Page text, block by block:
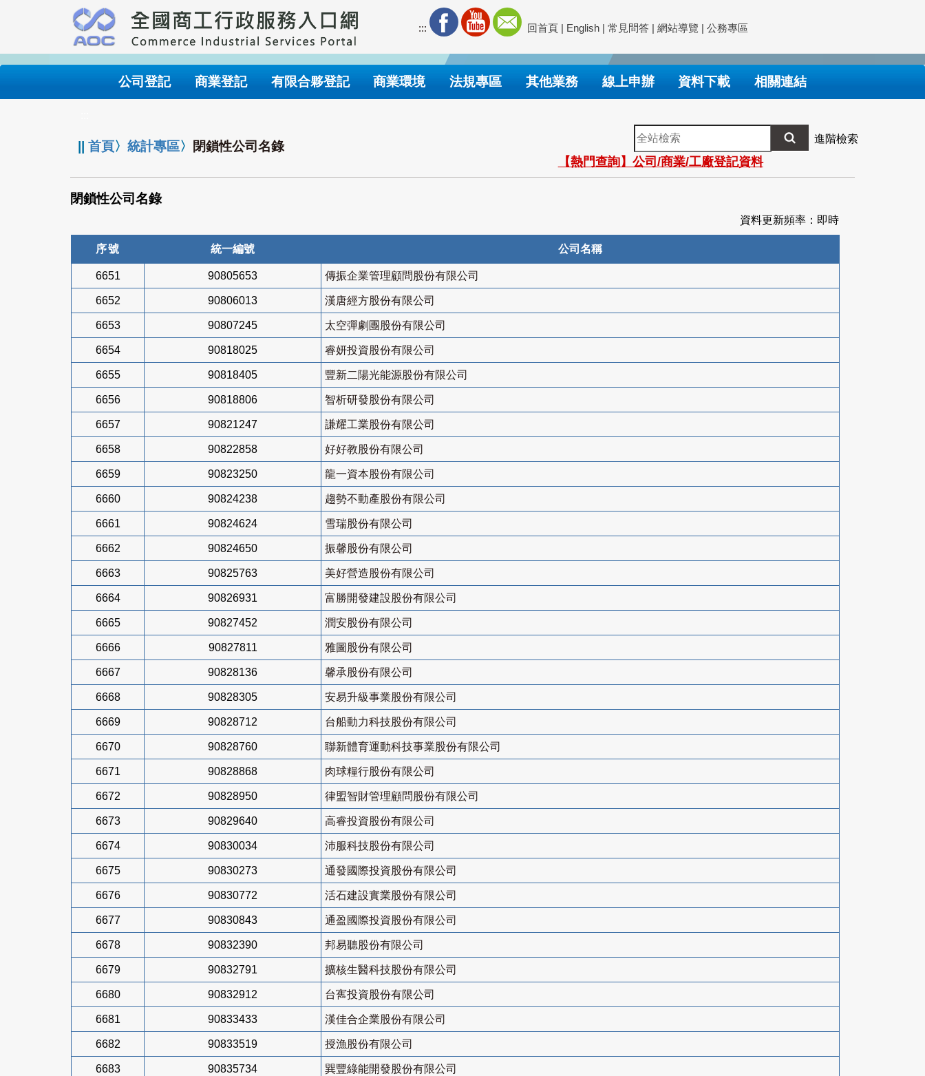
要
內
::: 回首頁 | English | 常見問答 | 網站導覽 | 公務專區
公司登記 商業登記 有限合夥登記 商業環境 法規專區 其他業務 線上申辦 資料下載 相關連結
||首頁〉統計專區〉 閉鎖性公司名錄
全
站
檢
索
進階檢索
【熱門查詢】公司/商業/工廠登記資料
閉鎖性公司名錄
資料更新頻率：即時
序號 統一編號 公司名稱
6651 90805653 傳振企業管理顧問股份有限公司
6652 90806013 漢唐經方股份有限公司
6653 90807245 太空彈劇團股份有限公司
6654 90818025 睿妍投資股份有限公司
6655 90818405 豐新二陽光能源股份有限公司
6656 90818806 智析研發股份有限公司
6657 90821247 謙耀工業股份有限公司
6658 90822858 好好教股份有限公司
6659 90823250 龍一資本股份有限公司
6660 90824238 趨勢不動產股份有限公司
6661 90824624 雪瑞股份有限公司
6662 90824650 振馨股份有限公司
6663 90825763 美好營造股份有限公司
6664 90826931 富勝開發建設股份有限公司
6665 90827452 潤安股份有限公司
6666 90827811 雅圖股份有限公司
6667 90828136 馨承股份有限公司
6668 90828305 安易升級事業股份有限公司
6669 90828712 台船動力科技股份有限公司
6670 90828760 聯新體育運動科技事業股份有限公司
6671 90828868 肉球糧行股份有限公司
6672 90828950 律盟智財管理顧問股份有限公司
6673 90829640 高睿投資股份有限公司
6674 90830034 沛服科技股份有限公司
6675 90830273 通發國際投資股份有限公司
6676 90830772 活石建設實業股份有限公司
6677 90830843 通盈國際投資股份有限公司
6678 90832390 邦易聽股份有限公司
6679 90832791 擴核生醫科技股份有限公司
6680 90832912 台寯投資股份有限公司
6681 90833433 漢佳合企業股份有限公司
6682 90833519 授漁股份有限公司
6683 90835734 巽豐綠能開發股份有限公司